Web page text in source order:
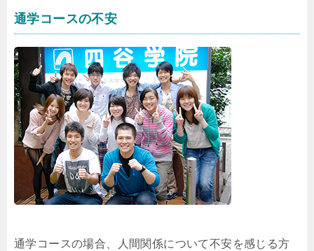
通学コースの不安
通学コースの場合、人間関係について不安を感じる方